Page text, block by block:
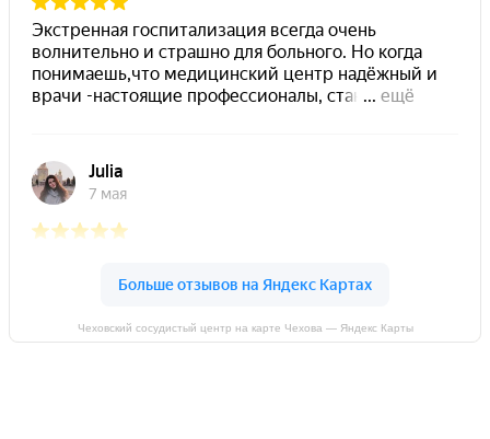
Чеховский сосудистый центр на карте Чехова — Яндекс Карты